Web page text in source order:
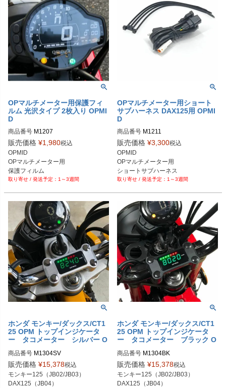
OPマルチメーター用保護フィ
ルム 光沢タイプ 2枚入り OPMI
D
商品番号 M1207
販売価格 ¥1,980税込
OPMID
OPマルチメーター用
保護フィルム
光沢タイプ 2枚入り1～3週間
OPマルチメーター用ショート
サブハーネス DAX125用 OPMI
D
商品番号
販売価格 ¥3,300税込
OPMID
OPマルチメーター用
ショートサブハーネス
DAX125用
1～3週間
ホンダ モンキー/ダックス/CT1
25 OPM トップインジケータ
ー タコメーター シルバー O
商品番号 M1304SV
販売価格 ¥15,378税込
モンキー125（JB02/JB03）
DAX125（JB04）
ホンダ モンキー/ダックス/CT1
25 OPM トップインジケータ
ー タコメーター ブラック O
商品番号
販売価格 ¥15,378税込
モンキー125（JB02/JB03）
DAX125（JB04）